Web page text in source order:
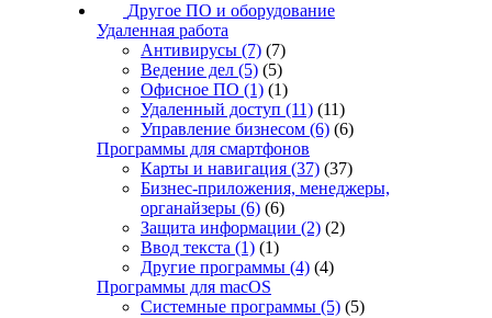
Другое ПО и оборудование
Удаленная работа
Антивирусы (7) (7)
Ведение дел (5) (5)
Офисное ПО (1) (1)
Удаленный доступ (11) (11)
Управление бизнесом (6) (6)
Программы для смартфонов
Карты и навигация (37) (37)
Бизнес-приложения, менеджеры,
органайзеры (6) (6)
Защита информации (2) (2)
Ввод текста (1) (1)
Другие программы (4) (4)
Программы для macOS
Системные программы (5) (5)